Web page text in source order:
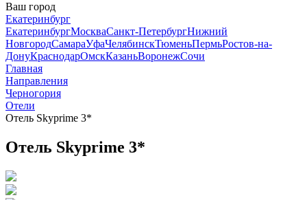
Ваш город
Екатеринбург
ЕкатеринбургМоскваСанкт-ПетербургНижний
НовгородСамараУфаЧелябинскТюменьПермьРостов-на-
ДонуКраснодарОмскКазаньВоронежСочи
Главная
Направления
Черногория
Отели
Отель Skyprime 3*
Отель Skyprime 3*